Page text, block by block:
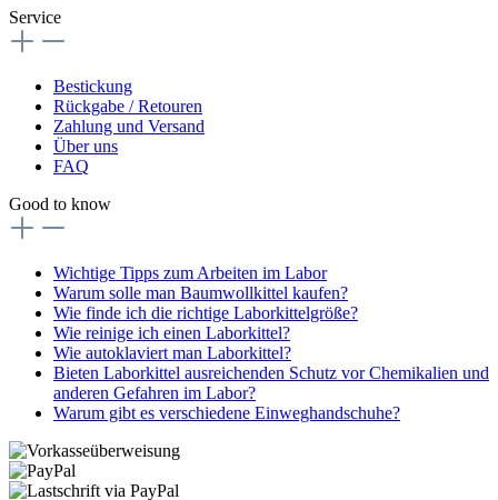
Service
Bestickung
Rückgabe / Retouren
Zahlung und Versand
Über uns
FAQ
Good to know
Wichtige Tipps zum Arbeiten im Labor
Warum solle man Baumwollkittel kaufen?
Wie finde ich die richtige Laborkittelgröße?
Wie reinige ich einen Laborkittel?
Wie autoklaviert man Laborkittel?
Bieten Laborkittel ausreichenden Schutz vor Chemikalien und
anderen Gefahren im Labor?
Warum gibt es verschiedene Einweghandschuhe?